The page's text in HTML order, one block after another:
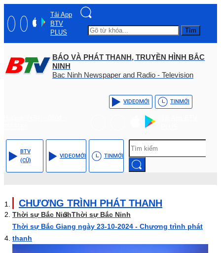
Tải App
BTV
PLUS
Tìm
BÁO VÀ PHÁT THANH, TRUYỀN HÌNH BẮC
NINH
Bac Ninh Newspaper and Radio - Television
VIDEOMỚI TINMỚI
BTV
(CŨ)
VIDEOMỚI TINMỚI
CHƯƠNG TRÌNH PHÁT THANH
Thời sự Bắc NinhThời sự Bắc Ninh
Thời sự Bắc Giang ngày 23-10-2024 - Chương trình phát
thanh